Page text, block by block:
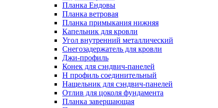
Планка Ендовы
Планка ветровая
Планка примыкания нижняя
Капельник для кровли
Угол внутренний металлический
Снегозадержатель для кровли
Джи-профиль
Конек для сэндвич-панелей
Н профиль соединительный
Нащельник для сэндвич-панелей
Отлив для цоколя фундамента
Планка завершающая